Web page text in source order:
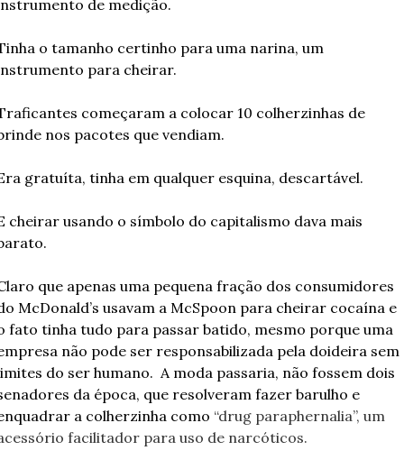
de medição.
o tamanho certinho para uma narina, um
para cheirar.
começaram a colocar 10 colherzinhas de
nos pacotes que vendiam.
gratuíta, tinha em qualquer esquina, descartável.
cheirar usando o símbolo do capitalismo dava mais
que apenas uma pequena fração dos consumidores
McDonald’s usavam a McSpoon para cheirar cocaína e
fato tinha tudo para passar batido, mesmo porque uma
não pode ser responsabilizada pela doideira sem
do ser humano.  A moda passaria, não fossem dois
da época, que resolveram fazer barulho e
a colherzinha como “drug paraphernalia”, um
facilitador para uso de narcóticos.